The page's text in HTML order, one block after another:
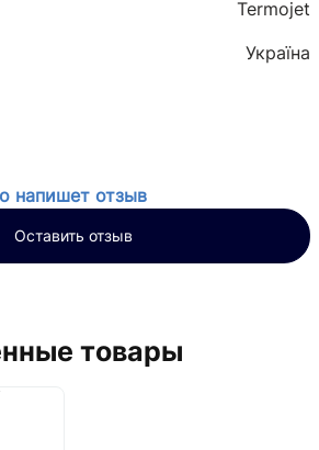
Termojet
Україна
напишет отзыв
Оставить отзыв
товары